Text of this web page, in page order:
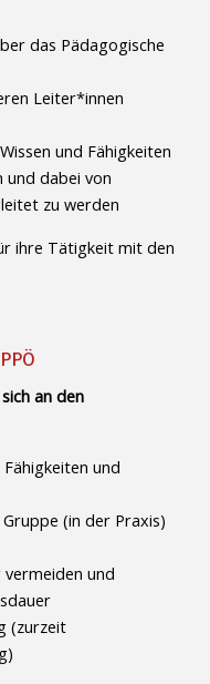
das Pädagogische
Leiter*innen
und Fähigkeiten
und dabei von
zu werden
ihre Tätigkeit mit den
an den
und
(in der Praxis)
und
(zurzeit